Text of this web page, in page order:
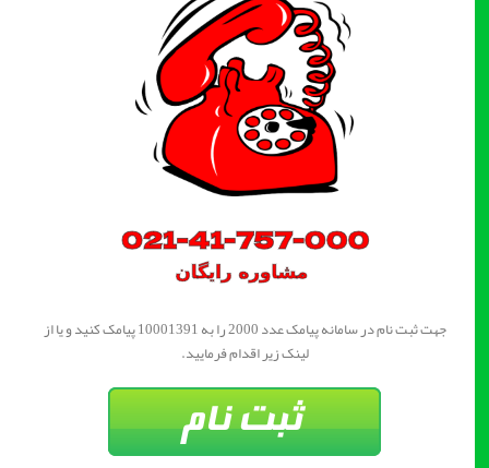
جهت ثبت نام در سامانه پیامک عدد 2000 را به 10001391 پیامک کنید و یا از
لینک زیر اقدام فرمایید.